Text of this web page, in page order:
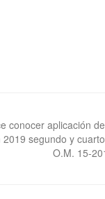
conocer aplicación
2019 segundo y
O.M. 15-